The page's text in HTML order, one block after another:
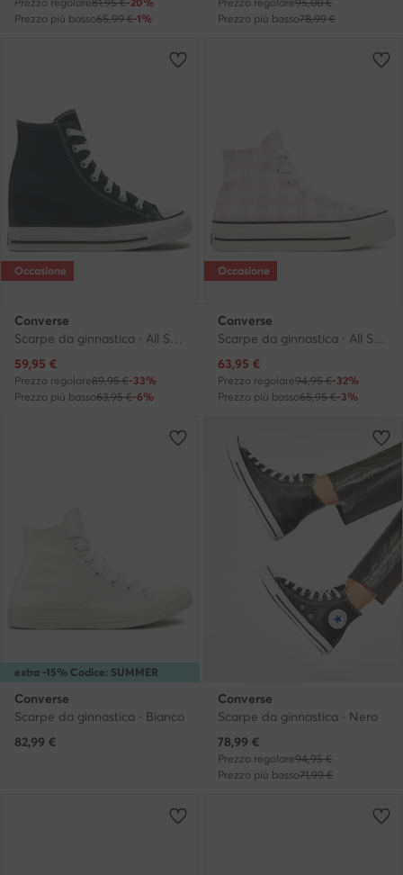
Prezzo più basso65,99 €-1%
Prezzo più basso78,99 €
Occasione
Converse
Scarpe da ginnastica · All Star · Nero
Prezzo attuale
59,95 €
Prezzo regolare89,95 €-33%
Prezzo più basso63,95 €-6%
Occasione
Converse
Scarpe da ginnastica · All Star · Rosa
Prezzo attuale
63,95 €
Prezzo regolare94,95 €-32%
Prezzo più basso65,95 €-3%
extra -15% Codice: SUMMER
Converse
Scarpe da ginnastica · Bianco
82,99 €
Converse
Scarpe da ginnastica · Nero
Prezzo attuale
78,99 €
Prezzo regolare94,95 €
Prezzo più basso71,99 €